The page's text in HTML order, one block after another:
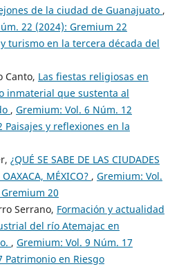
de la ciudad de Guanajuato ,
22 (2024): Gremium 22
turismo en la tercera década del
Canto, Las fiestas religiosas en
inmaterial que sustenta al
, Gremium: Vol. 6 Núm. 12
Paisajes y reflexiones en la
¿QUÉ SE SABE DE LAS CIUDADES
MÉXICO? , Gremium: Vol.
20
Serrano, Formación y actualidad
del río Atemajac en
, Gremium: Vol. 9 Núm. 17
Patrimonio en Riesgo